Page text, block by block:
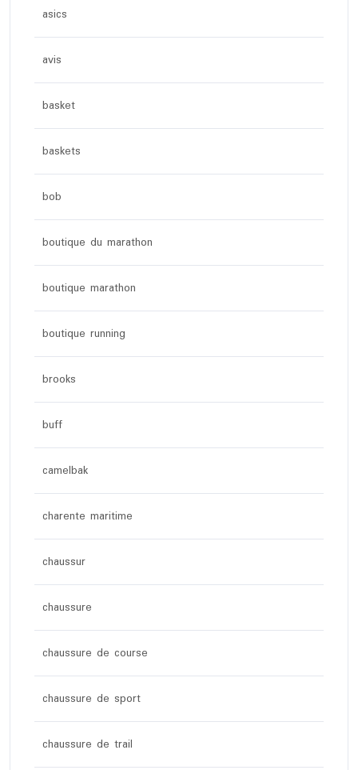
asics
avis
basket
baskets
bob
boutique du marathon
boutique marathon
boutique running
brooks
buff
camelbak
charente maritime
chaussur
chaussure
chaussure de course
chaussure de sport
chaussure de trail